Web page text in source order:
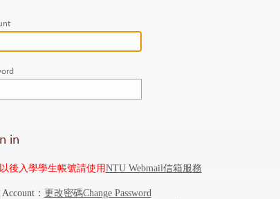
in
後入學學生帳號請使用NTU Webmail信箱服務
： 更改密碼Change Password